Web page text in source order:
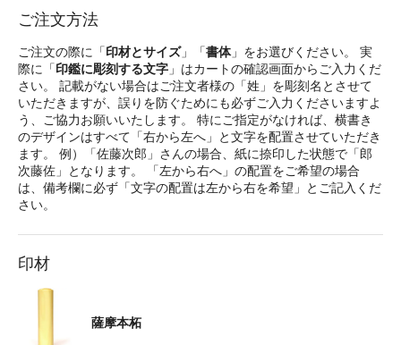
ご注文方法
ご注文の際に「印材とサイズ」「書体」をお選びください。 実
際に「印鑑に彫刻する文字 」はカートの確認画面からご入力くだ
さい。 記載がない場合はご注文者様の「姓」を彫刻名とさせて
いただきますが、誤りを防ぐためにも必ずご入力くださいますよ
う、ご協力お願いいたします。 特にご指定がなければ、横書き
のデザインはすべて「右から左へ」と文字を配置させていただき
ます。 例）「佐藤次郎」さんの場合、紙に捺印した状態で「郎
次藤佐」となります。 「左から右へ」の配置をご希望の場合
は、備考欄に必ず「文字の配置は左から右を希望」とご記入くだ
さい。
印材
薩摩本柘